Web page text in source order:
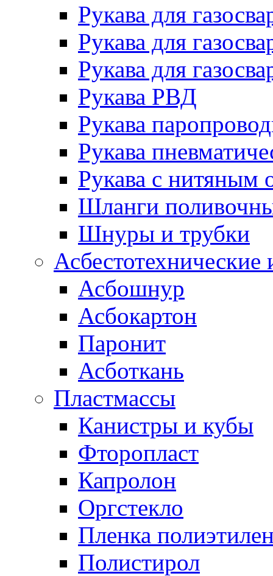
Рукава для
Рукава для
Рукава для
Рукава РВД
Рукава
Рукава
Рукава с нитяным
Шланги
Шнуры и трубки
Асбестотехнические
Асбошнур
Асбокартон
Паронит
Асботкань
Пластмассы
Канистры и кубы
Фторопласт
Капролон
Оргстекло
Пленка
Полистирол